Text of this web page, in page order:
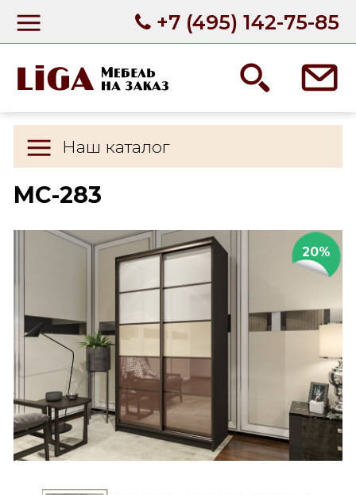
+7 (495) 142-75-85
Наш каталог
МС-283
20%